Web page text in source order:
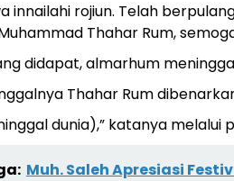
innailahi rojiun. Telah
Thahar Rum,
didapat, almarhum
Thahar Rum
dunia),” katanya
Muh. Saleh Apresiasi